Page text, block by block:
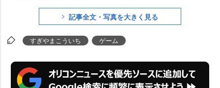
は相対音感」と持論を説き、これ
までのドラクエシリーズの楽曲が
生まれたエピソードを語ったすぎ
売数を記録した『ドラゴンクエス
トIX』の“やりこみ具合”を聞かれ
記事全文・写真を大きく見る
すぎやまこういち ゲーム